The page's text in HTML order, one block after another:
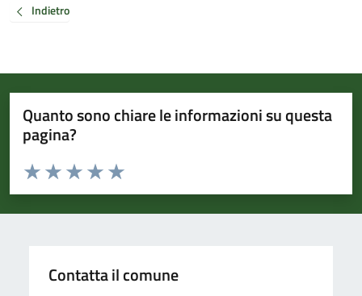
Indietro
Quanto sono chiare le informazioni su questa
pagina?
Valuta da 1 a 5 stelle la pagina
Valuta 5 stelle su 5
Valuta 4 stelle su 5
Valuta 3 stelle su 5
Valuta 2 stelle su 5
Valuta 1 stelle su 5
Contatta il comune